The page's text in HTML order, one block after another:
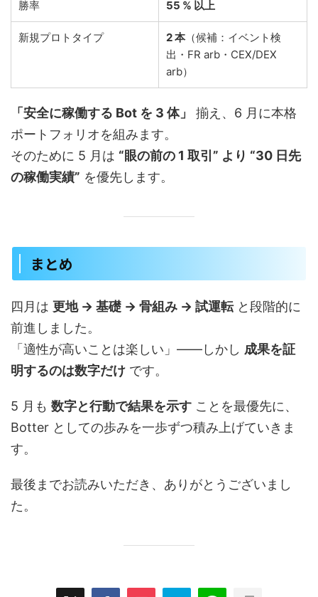
勝率 55 % 以上
新規プロトタイプ 2 本（候補：イベント検
出・FR arb・CEX/DEX
arb）
「安全に稼働する Bot を 3 体」
揃え、6 月に本格
ポートフォリオを組みます。
そのために 5 月は “眼の前の 1 取引” より “30 日先
の稼働実績” を優先します。
まとめ
四月は 更地 → 基礎 → 骨組み → 試運転と段階的に
前進しました。
「適性が高いことは楽しい」――しかし 成果を証
明するのは数字だけ です。
5 月も 数字と行動で結果を示す ことを最優先に、
Botter としての歩みを一歩ずつ積み上げていきま
す。
最後までお読みいただき、ありがとうございまし
た。